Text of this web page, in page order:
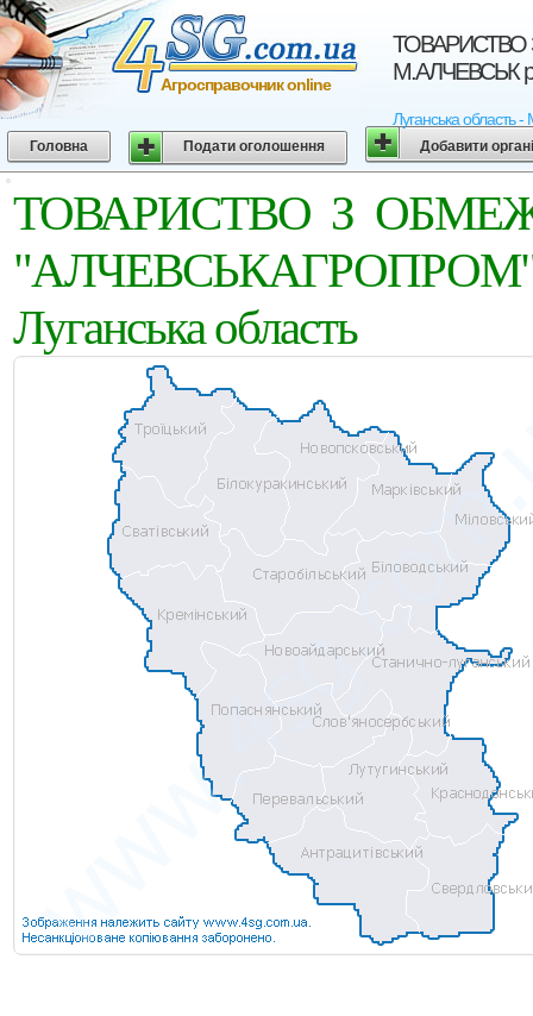
М.АЛЧЕВСЬК
Луганська область -
Агросправочник online
Головна Подати оголошення Добавити
ТОВАРИСТВО З
Луганська область